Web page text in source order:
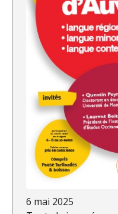
6 mai 2025